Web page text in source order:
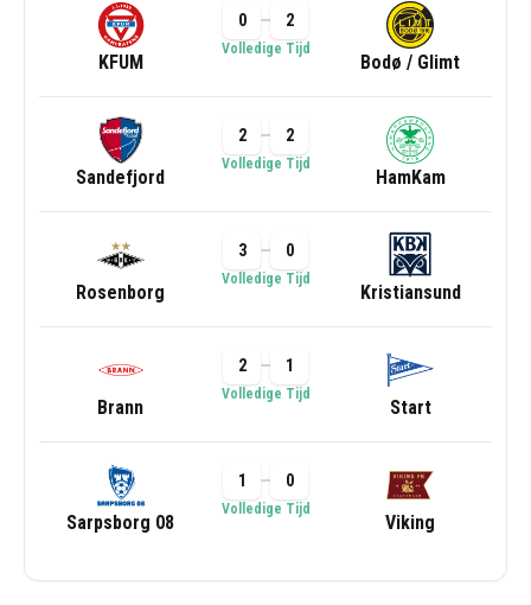
KFUM
0 2
Volledige Tijd
Bodø / Glimt
Sandefjord
2 2
Volledige Tijd
HamKam
Rosenborg
3 0
Volledige Tijd
Kristiansund
Brann
2 1
Volledige Tijd
Start
Sarpsborg 08
1 0
Volledige Tijd
Viking